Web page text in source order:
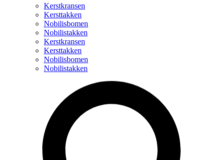
Kerstkransen
Kersttakken
Nobilisbomen
Nobilistakken
Kerstkransen
Kersttakken
Nobilisbomen
Nobilistakken